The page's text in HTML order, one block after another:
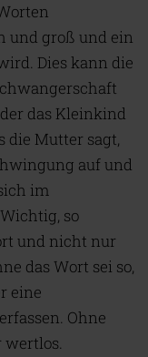
und groß und ein
Dies kann die
das Kleinkind
die Mutter sagt,
auf und
im
so
und nicht nur
das Wort sei so,
eine
Ohne
wertlos.